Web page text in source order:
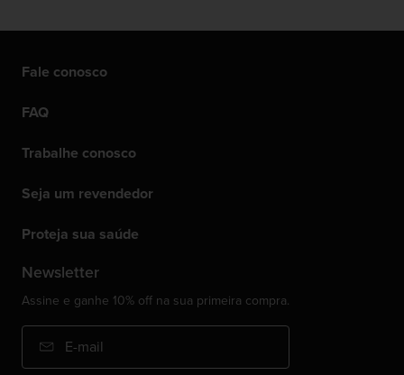
Fale conosco
FAQ
Trabalhe conosco
Seja um revendedor
Proteja sua saúde
Newsletter
Assine e ganhe 10% off na sua primeira compra.
E-mail